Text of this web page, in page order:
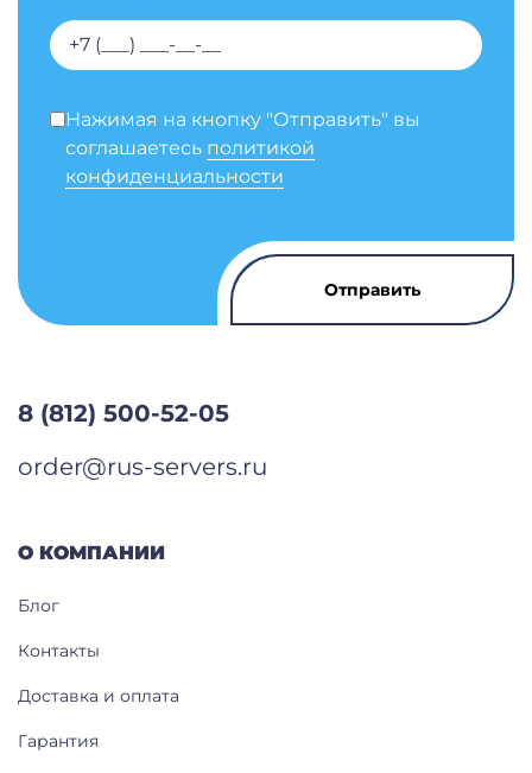
Нажимая на кнопку "Отправить" вы
соглашаетесь политикой
конфиденциальности
О КОМПАНИИ
Блог
Контакты
Доставка и оплата
Гарантия
8 (812) 500-52-05
order@rus-servers.ru